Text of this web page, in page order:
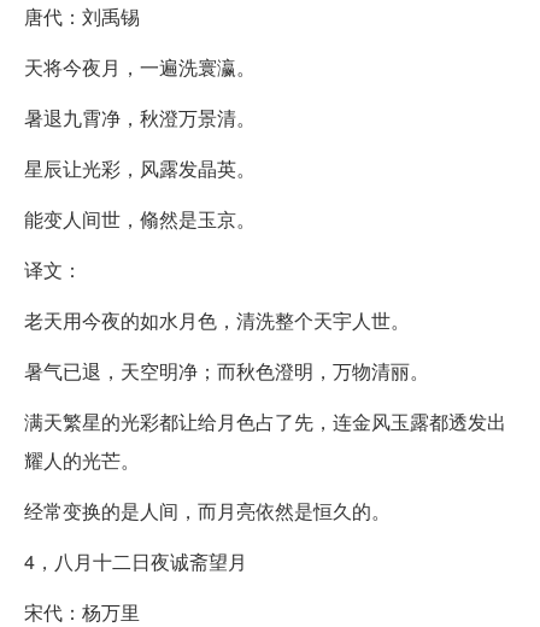
唐代：刘禹锡
天将今夜月，一遍洗寰瀛。
暑退九霄净，秋澄万景清。
星辰让光彩，风露发晶英。
能变人间世，翛然是玉京。
译文：
老天用今夜的如水月色，清洗整个天宇人世。
暑气已退，天空明净；而秋色澄明，万物清丽。
满天繁星的光彩都让给月色占了先，连金风玉露都透发出
耀人的光芒。
经常变换的是人间，而月亮依然是恒久的。
4，八月十二日夜诚斋望月
宋代：杨万里